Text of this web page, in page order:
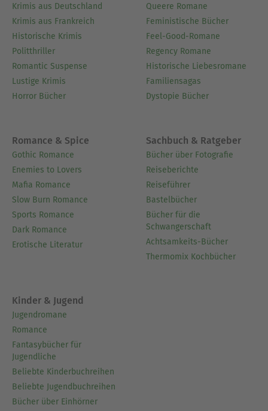
Krimis aus Deutschland
Krimis aus Frankreich
Historische Krimis
Politthriller
Romantic Suspense
Lustige Krimis
Horror Bücher
Queere Romane
Feministische Bücher
Feel-Good-Romane
Regency Romane
Historische Liebesromane
Familiensagas
Dystopie Bücher
Romance & Spice
Gothic Romance
Enemies to Lovers
Mafia Romance
Slow Burn Romance
Sports Romance
Dark Romance
Erotische Literatur
Sachbuch & Ratgeber
Bücher über Fotografie
Reiseberichte
Reiseführer
Bastelbücher
Bücher für die
Schwangerschaft
Achtsamkeits-Bücher
Thermomix Kochbücher
Kinder & Jugend
Jugendromane
Romance
Fantasybücher für
Jugendliche
Beliebte Kinderbuchreihen
Beliebte Jugendbuchreihen
Bücher über Einhörner